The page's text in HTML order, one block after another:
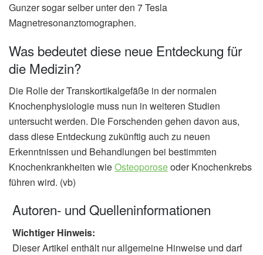
Gunzer sogar selber unter den 7 Tesla
Magnetresonanztomographen.
Was bedeutet diese neue Entdeckung für
die Medizin?
Die Rolle der Transkortikalgefäße in der normalen
Knochenphysiologie muss nun in weiteren Studien
untersucht werden. Die Forschenden gehen davon aus,
dass diese Entdeckung zukünftig auch zu neuen
Erkenntnissen und Behandlungen bei bestimmten
Knochenkrankheiten wieOsteoporoseoder Knochenkrebs
führen wird. (vb)
Autoren- und Quelleninformationen
Wichtiger Hinweis:
Dieser Artikel enthält nur allgemeine Hinweise und darf